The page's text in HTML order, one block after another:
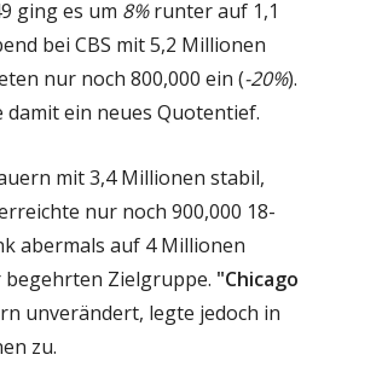
ging es um 8%runter auf 1,1
bei CBS mit 5,2 Millionen
nur noch 800,000 ein (-20%).
ein neues Quotentief.
mit 3,4 Millionen stabil,
nur noch 900,000 18-
abermals auf 4 Millionen
begehrten Zielgruppe. "Chicago
unverändert, legte jedoch in
zu.